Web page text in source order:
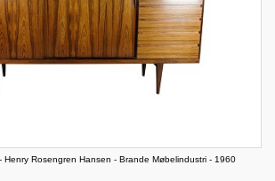
Rosengren Hansen - Brande Møbelindustri - 1960